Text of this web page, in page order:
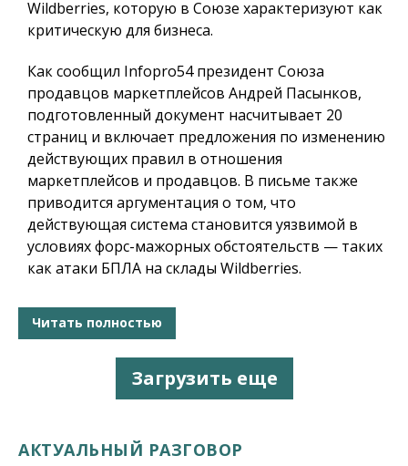
Wildberries, которую в Союзе характеризуют как
критическую для бизнеса.
Как сообщил Infopro54президент Союза
продавцов маркетплейсов Андрей Пасынков,
подготовленный документ насчитывает 20
страниц и включает предложения по изменению
действующих правил в отношения
маркетплейсов и продавцов. В письме также
приводится аргументация о том, что
действующая система становится уязвимой в
условиях форс-мажорных обстоятельств — таких
как атаки БПЛА на склады Wildberries.
Читать полностью
Загрузить еще
АКТУАЛЬНЫЙ РАЗГОВОР